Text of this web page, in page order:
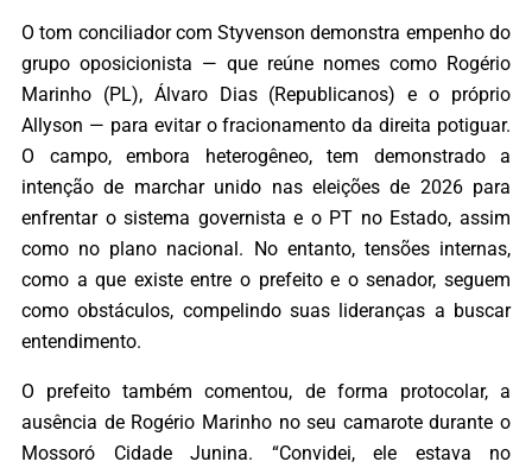
O tom conciliador com Styvenson demonstra empenho do
grupo oposicionista — que reúne nomes como Rogério
Marinho (PL), Álvaro Dias (Republicanos) e o próprio
Allyson — para evitar o fracionamento da direita potiguar.
O campo, embora heterogêneo, tem demonstrado a
intenção de marchar unido nas eleições de 2026 para
enfrentar o sistema governista e o PT no Estado, assim
como no plano nacional. No entanto, tensões internas,
como a que existe entre o prefeito e o senador, seguem
como obstáculos, compelindo suas lideranças a buscar
entendimento.
O prefeito também comentou, de forma protocolar, a
ausência de Rogério Marinho no seu camarote durante o
Mossoró Cidade Junina. “Convidei, ele estava no